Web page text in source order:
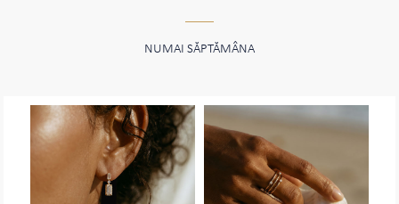
NUMAI SĂPTĂMÂNA